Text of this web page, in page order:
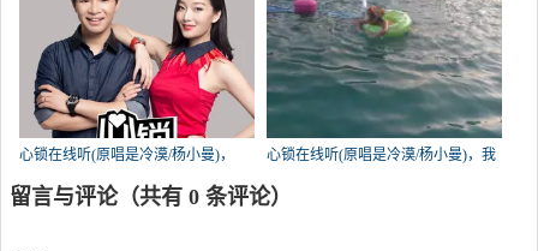
心锁在线听(原唱是冷漠/杨小曼)，
╰★回眸一笑★╮演唱点播:164次
心锁在线听(原唱是冷漠/杨小曼)，我
的人生（真诚互动）演唱点播:162次
留言与评论（共有 0 条评论）